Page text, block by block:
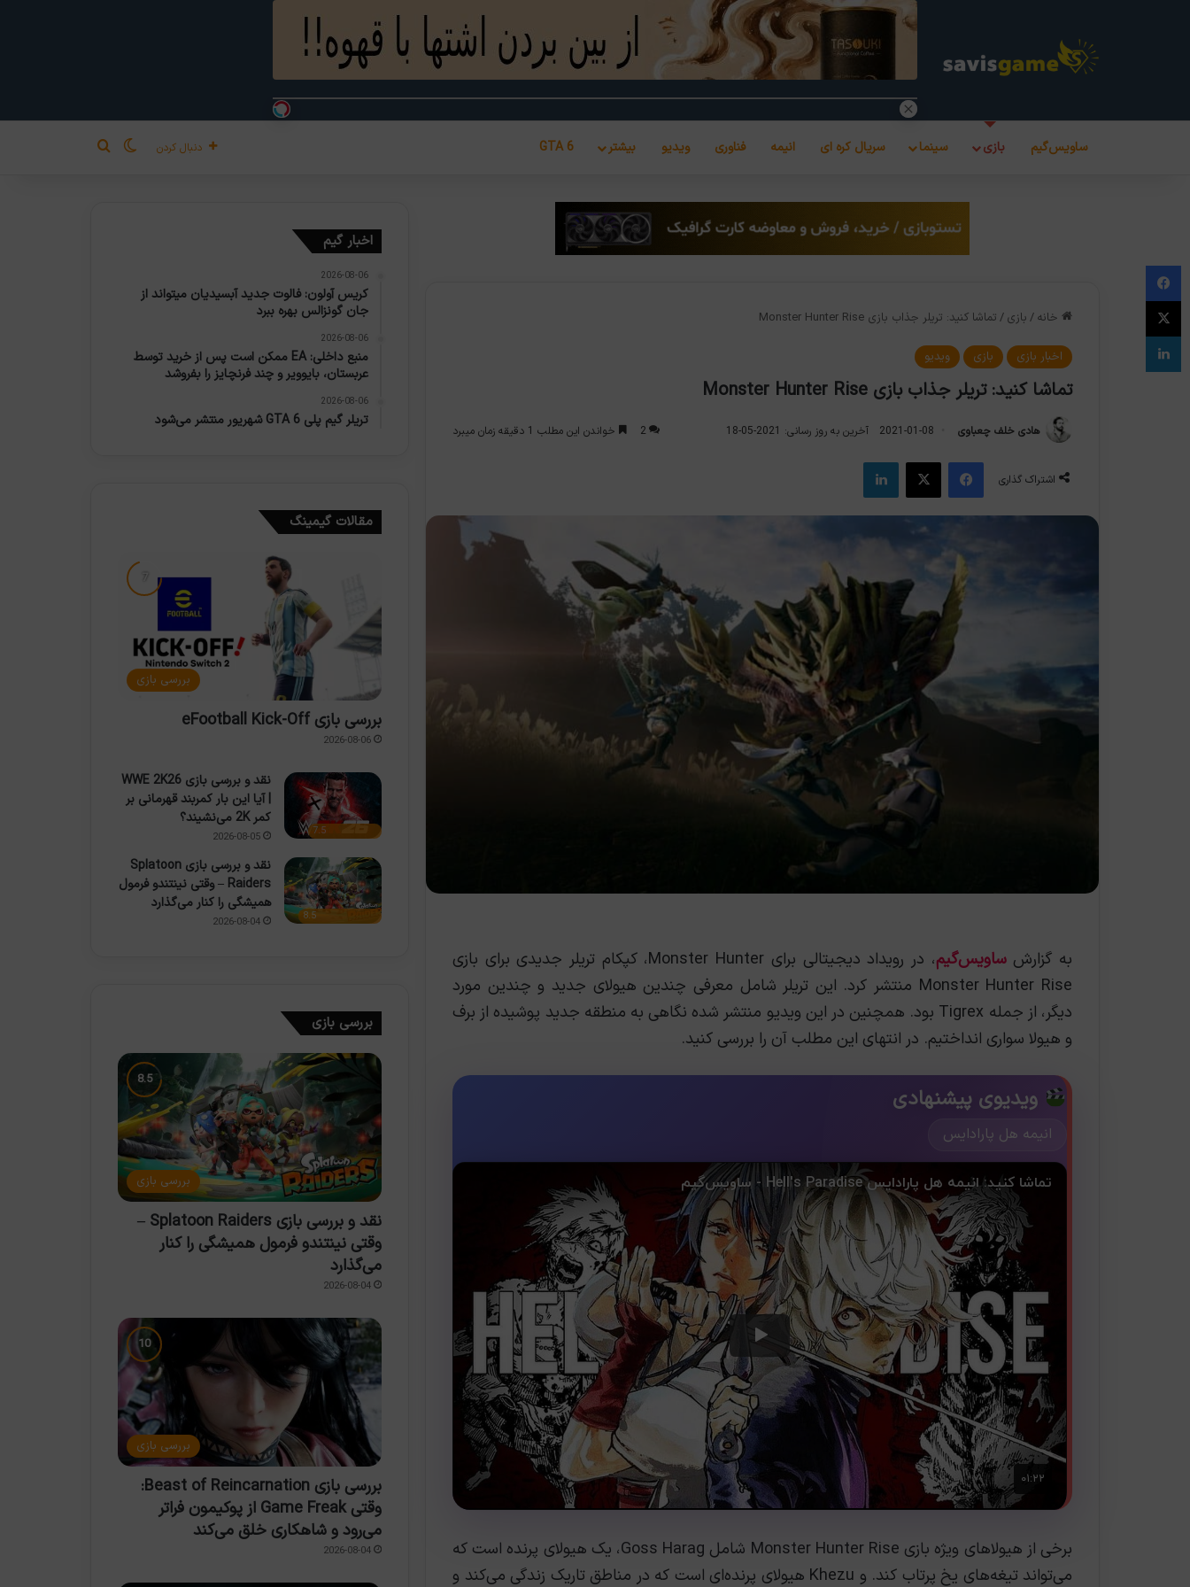
ساویس‌گیم بازی سینما سریال کره ای انیمه فناوری ویدیو بیشتر GTA 6 دنبال کردن تغییر پوسته
جستجو برای
خانه / بازی / تماشا کنید: تریلر جذاب بازی Monster Hunter Rise
اخبار بازی بازی ویدیو
تماشا کنید: تریلر جذاب بازی Monster Hunter Rise
هادی خلف چعباوی 2021-01-08 آخرین به روز رسانی: 2021-05-18 2 خواندن این مطلب 1 دقیقه زمان میبرد
اشتراک گذاری
فیس بوک X لینکدین
به گزارشساویس‌گیم
، در رویداد دیجیتالی برای Monster Hunter، کپکام تریلر جدیدی برای بازی
Monster Hunter Rise منتشر کرد. این تریلر شامل معرفی چندین هیولای جدید و چندین مورد
دیگر، از جمله Tigrex بود. همچنین در این ویدیو منتشر شده نگاهی به منطقه جدید پوشیده از برف
و هیولا سواری انداختیم. در انتهای این مطلب آن را بررسی کنید.
ویدیوی پیشنهادی
انیمه هل پارادایس
برخی از هیولاهای ویژه بازی Monster Hunter Rise شامل Goss Harag، یک هیولای پرنده است که
می‌تواند تیغه‌های یخ پرتاب کند. و Khezu هیولای پرنده‌ای است که در مناطق تاریک زندگی می‌کند و
اخبار گیم
2026-08-06
کریس آولون: فالوت جدید آبسیدیان میتواند از
جان گونزالس بهره ببرد
2026-08-06
منبع داخلی: EA ممکن است پس از خرید توسط
عربستان، بایوویر و چند فرنچایز را بفروشد
2026-08-06
تریلر گیم پلی GTA 6 شهریور منتشر می‌شود
مقالات گیمینگ
بررسی بازی
بررسی بازی eFootball Kick-Off
2026-08-06
7.5
نقد و بررسی بازی WWE 2K26
| آیا این بار کمربند قهرمانی بر
کمر 2K می‌نشیند؟
2026-08-05
8.5
نقد و بررسی بازی Splatoon
Raiders – وقتی نینتندو فرمول
همیشگی را کنار می‌گذارد
2026-08-04
بررسی بازی
بررسی بازی
نقد و بررسی بازی Splatoon Raiders –
وقتی نینتندو فرمول همیشگی را کنار
می‌گذارد
2026-08-04
بررسی بازی
بررسی بازی Beast of Reincarnation:
وقتی Game Freak از پوکیمون فراتر
می‌رود و شاهکاری خلق می‌کند
2026-08-04
فیس بوک
X
لینکدین